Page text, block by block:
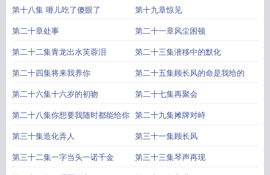
第十八集 咂儿吃了傻眼了 第十九章惊见
第二十章处事 第二十一章风尘困顿
第二十二集青龙出水芙蓉泪 第二十三集潜移中的默化
第二十四集将来我养你 第二十五集顾长风的命是我给的
第二十六集十六岁的初吻 第二十七集再聚会
第二十八集你想要我随时都能给你 第二十九集摊牌对峙
第三十集造化弄人 第三十一集顾长风
第三十二集一字当头一诺千金 第三十三集琴声再现